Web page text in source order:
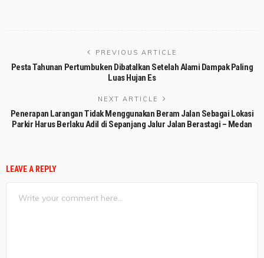
PREVIOUS ARTICLE
Pesta Tahunan Pertumbuken Dibatalkan Setelah Alami Dampak Paling
Luas Hujan Es
NEXT ARTICLE
Penerapan Larangan Tidak Menggunakan Beram Jalan Sebagai Lokasi
Parkir Harus Berlaku Adil di Sepanjang Jalur Jalan Berastagi – Medan
LEAVE A REPLY